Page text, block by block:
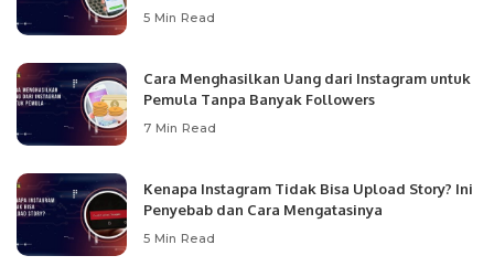
5 Min Read
Cara Menghasilkan Uang dari Instagram untuk
Pemula Tanpa Banyak Followers
7 Min Read
Kenapa Instagram Tidak Bisa Upload Story? Ini
Penyebab dan Cara Mengatasinya
5 Min Read